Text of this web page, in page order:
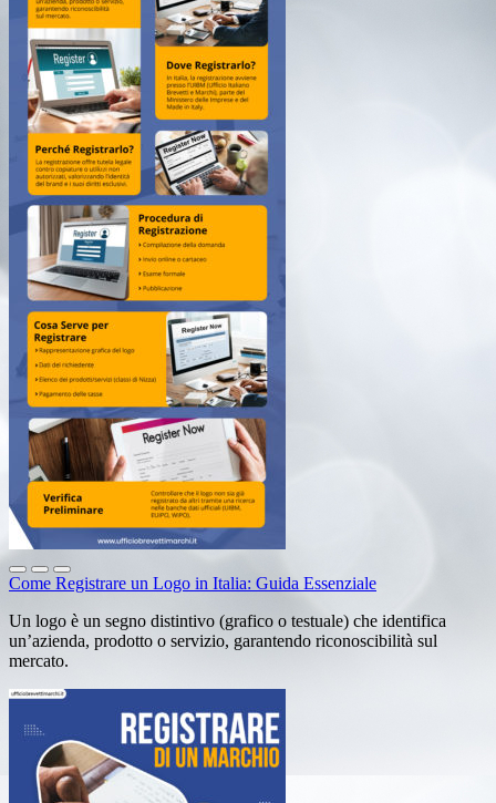
Come Registrare un Logo in Italia: Guida Essenziale
Un logo è un segno distintivo (grafico o testuale) che identifica
un’azienda, prodotto o servizio, garantendo riconoscibilità sul
mercato.